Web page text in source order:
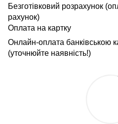
Безготівковий розрахунок
рахунок)
Оплата на картку
Онлайн-оплата банківською
(уточнюйте наявність!)